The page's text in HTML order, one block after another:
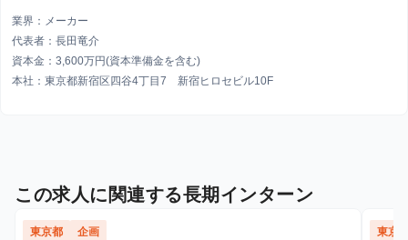
業界：メーカー
代表者：長田竜介
資本金：3,600万円(資本準備金を含む)
本社：東京都新宿区四谷4丁目7 新宿ヒロセビル10F
この求人に関連する長期インターン
東京都 企画 東京